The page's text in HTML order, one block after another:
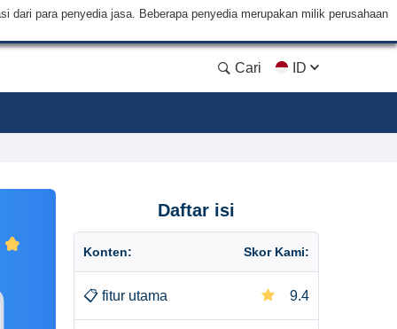
dari para penyedia jasa. Beberapa penyedia merupakan milik perusahaan
Cari ID
Daftar isi
Konten: Skor Kami:
📋 fitur utama 9.4